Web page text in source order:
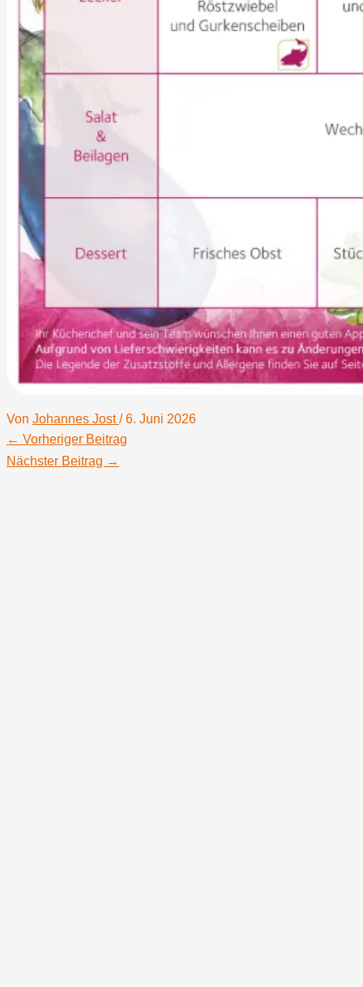
Von Johannes Jost/6. Juni 2026
← Vorheriger Beitrag
Nächster Beitrag →